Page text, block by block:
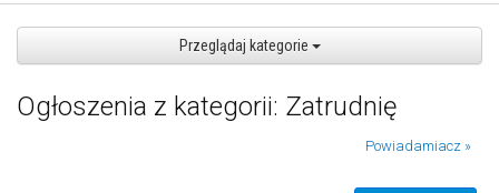
Przeglądaj kategorie
Ogłoszenia z kategorii: Zatrudnię
Powiadamiacz »